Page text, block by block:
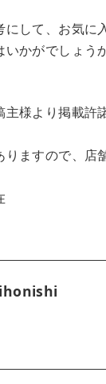
して、お気に
かがでしょうか
様より掲載許
ますので、店